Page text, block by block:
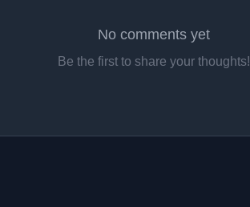
No comments yet
Be the first to share your thoughts!